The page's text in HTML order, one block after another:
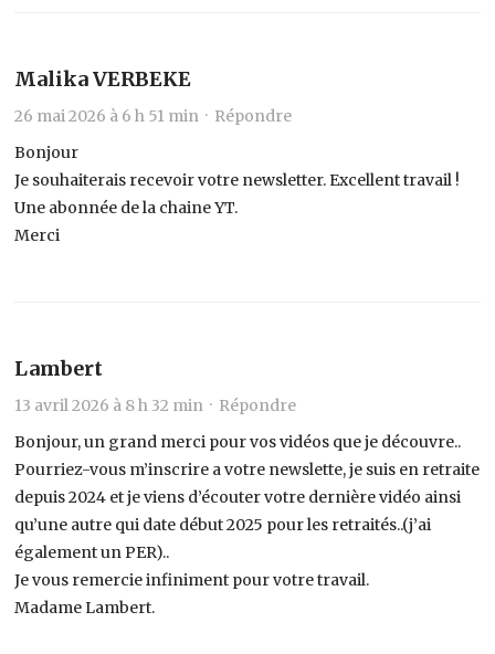
Malika VERBEKE
26 mai 2026 à 6 h 51 min · Répondre
Bonjour
Je souhaiterais recevoir votre newsletter. Excellent travail !
Une abonnée de la chaine YT.
Merci
Lambert
13 avril 2026 à 8 h 32 min · Répondre
Bonjour, un grand merci pour vos vidéos que je découvre..
Pourriez-vous m’inscrire a votre newslette, je suis en retraite
depuis 2024 et je viens d’écouter votre dernière vidéo ainsi
qu’une autre qui date début 2025 pour les retraités..(j’ai
également un PER)..
Je vous remercie infiniment pour votre travail.
Madame Lambert.